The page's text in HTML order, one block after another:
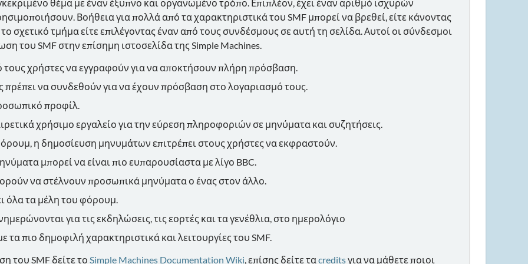
θέμα με έναν έξυπνο και οργανωμένο τρόπο. Επιπλέον, έχει έναν αριθμό ισχυρών
Βοήθεια για πολλά από τα χαρακτηριστικά του SMF μπορεί να βρεθεί, είτε κάνοντας
σχετικό τμήμα είτε επιλέγοντας έναν από τους συνδέσμους σε αυτή τη σελίδα. Αυτοί οι σύνδεσμοι
του SMF στην επίσημη ιστοσελίδα της Simple Machines.
χρήστες να εγγραφούν για να αποκτήσουν πλήρη πρόσβαση.
πρέπει να συνδεθούν για να έχουν πρόσβαση στο λογαριασμό τους.
προφίλ.
χρήσιμο εργαλείο για την εύρεση πληροφοριών σε μηνύματα και συζητήσεις.
η δημοσίευση μηνυμάτων επιτρέπει στους χρήστες να εκφραστούν.
μπορεί να είναι πιο ευπαρουσίαστα με λίγο BBC.
να στέλνουν προσωπικά μηνύματα ο ένας στον άλλο.
όλα τα μέλη του φόρουμ.
για τις εκδηλώσεις, τις εορτές και τα γενέθλια, στο ημερολόγιο
τα πιο δημοφιλή χαρακτηριστικά και λειτουργίες του SMF.
του SMF δείτε το Simple Machines Documentation Wiki, επίσης δείτε τα creditsγια να μάθετε ποιοι